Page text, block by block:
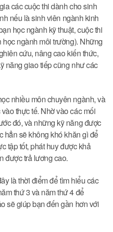
các cuộc thi dành cho sinh
nếu là sinh viên ngành kinh
học ngành kỹ thuật, cuộc thi
ngành môi trường). Những
cứu, nâng cao kiến thức,
năng giao tiếp cũng như các
nhiều môn chuyên ngành, và
thực tế. Nhờ vào các mối
đó, và những kỹ năng được
hẳn sẽ không khó khăn gì để
tập tốt, phát huy được khả
được trả lương cao.
là thời điểm để tìm hiểu các
thứ 3 và năm thứ 4 để
sẽ giúp bạn đến gần hơn với